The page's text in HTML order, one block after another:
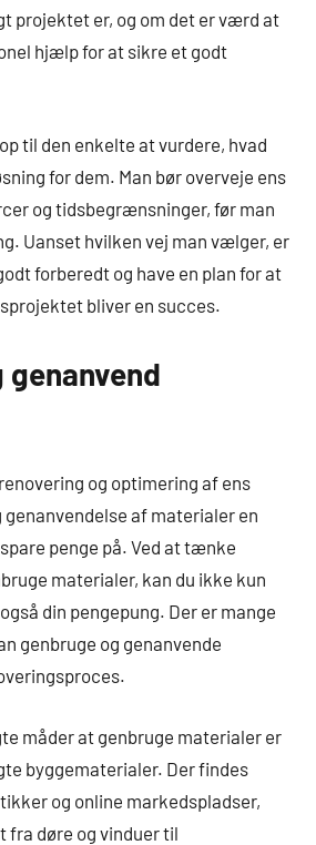
projektet er, og om det er værd at
hjælp for at sikre et godt
til den enkelte at vurdere, hvad
for dem. Man bør overveje ens
og tidsbegrænsninger, før man
Uanset hvilken vej man vælger, er
forberedt og have en plan for at
bliver en succes.
genanvend
og optimering af ens
genanvendelse af materialer en
penge på. Ved at tænke
materialer, kan du ikke kun
din pengepung. Der er mange
genbruge og genanvende
måder at genbruge materialer er
byggematerialer. Der findes
og online markedspladser,
fra døre og vinduer til